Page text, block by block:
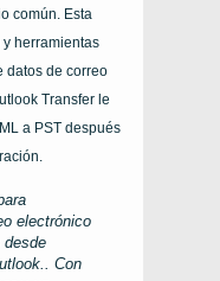
común. Esta
herramientas
datos de correo
Transfer le
a PST después
electrónico
desde
Con